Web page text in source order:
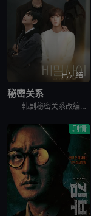
已完结
秘密关系
韩剧秘密关系改编自同名漫画。多温聪明机灵、足智多谋，努力摆脱贫困。但他的吝啬行为却惹恼了同事成贤，成贤讨厌他。在与自己贫困的父母发生冲突后，多温突然与成贤的关系越来越亲密，同时也在平衡着对前任导师
剧情